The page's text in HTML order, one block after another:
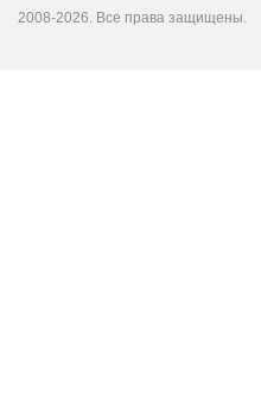
2008-2026. Все права защищены.